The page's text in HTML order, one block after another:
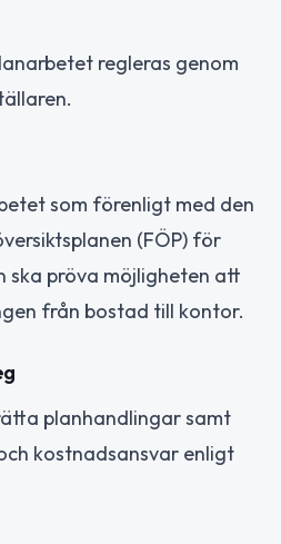
regleras genom
som förenligt med den
(FÖP) för
ska pröva möjligheten att
från bostad till kontor.
planhandlingar samt
kostnadsansvar enligt